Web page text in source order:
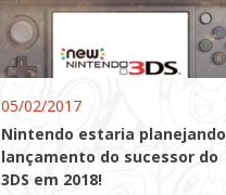
05/02/2017
Nintendo estaria planejando
lançamento do sucessor do
3DS em 2018!